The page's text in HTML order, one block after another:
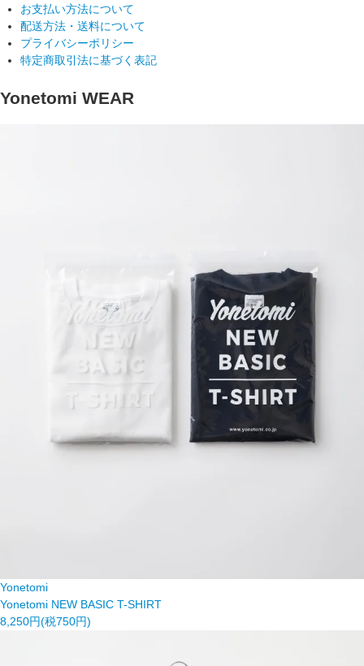
お支払い方法について
配送方法・送料について
プライバシーポリシー
特定商取引法に基づく表記
Yonetomi WEAR
Yonetomi
Yonetomi NEW BASIC T-SHIRT
8,250円(税750円)